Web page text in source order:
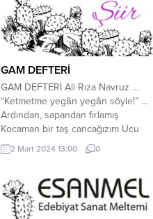
GAM DEFTERİ
GAM DEFTERİ Ali Rıza Navruz …
“Ketmetme yegân yegân söyle!” …
Ardından, sapandan fırlamış
Kocaman bir taş cancağızım Ucu
dip köşe bir taştı yuvarlanan!
Sonrasında tarla kuşları geçti
kanatları yolunmuş! Ağaran şafaklar
adına Endişeliydi yükselen güneş
siyim siyim. Bulut bulut dağılmıştı
2 Mart 2024 13:00 0